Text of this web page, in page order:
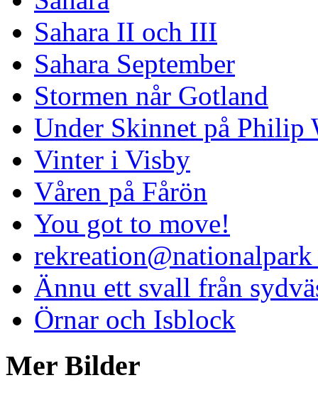
Sahara II och III
Sahara September
Stormen når Gotland
Under Skinnet på Philip
Vinter i Visby
Våren på Fårön
You got to move!
rekreation@nationalpark
Ännu ett svall från
Örnar och Isblock
Mer Bilder